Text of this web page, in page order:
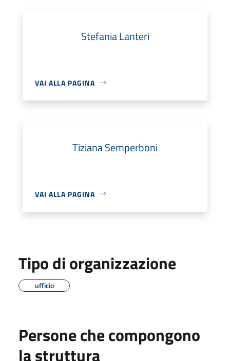
Stefania Lanteri
VAI ALLA PAGINA
Tiziana Semperboni
VAI ALLA PAGINA
Tipo di organizzazione
ufficio
Persone che compongono
la struttura